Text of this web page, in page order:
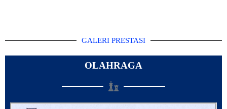
GALERI PRESTASI
OLAHRAGA